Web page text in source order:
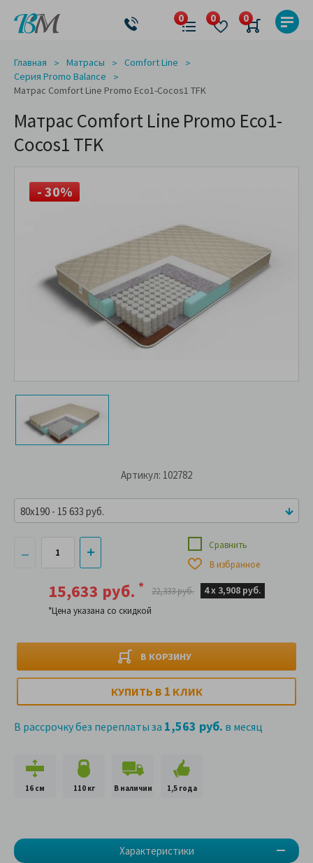
Главная Матрасы
Comfort Line
Серия Promo Balance
Матрас Comfort Line Promo Eco1-Cocos1 TFK
Матрас Comfort Line Promo Eco1-
Cocos1 TFK
- 30%
Артикул: 102782
15,633 руб. *
*Цена указана со скидкой
22,333 руб. 4 х 3,908 руб.
В КОРЗИНУ
Сравнить
В избранное
КУПИТЬ В 1 КЛИК
В рассрочку без переплаты за 1,563 руб. в месяц
80x190 - 15 633 руб.
16 см 110 кг В наличии 1,5 года
Характеристики